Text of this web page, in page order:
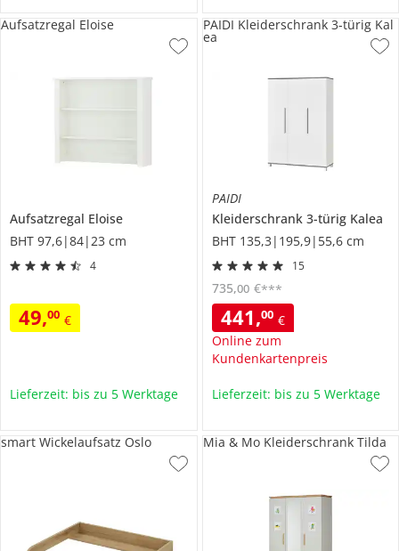
Aufsatzregal Eloise
BHT 97,6|84|23 cm
4
49,00 €
Aufsatzregal Eloise
Lieferzeit: bis zu 5 Werktage
PAIDI
Kleiderschrank 3-türig Kalea
BHT 135,3|195,9|55,6 cm
15
441,00 €
Online zum
Kundenkartenpreis
735,00 €***
PAIDI Kleiderschrank 3-türig Kal
ea
Lieferzeit: bis zu 5 Werktage
smart Wickelaufsatz Oslo Mia & Mo Kleiderschrank Tilda